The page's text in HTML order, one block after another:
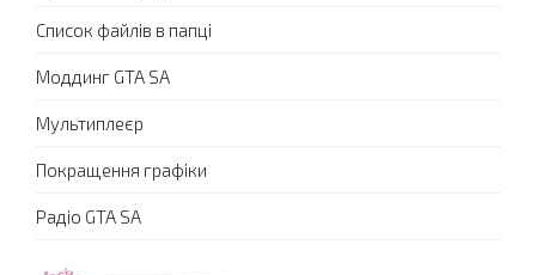
Список файлів в папці
Моддинг GTA SA
Мультиплеєр
Покращення графіки
Радіо GTA SA